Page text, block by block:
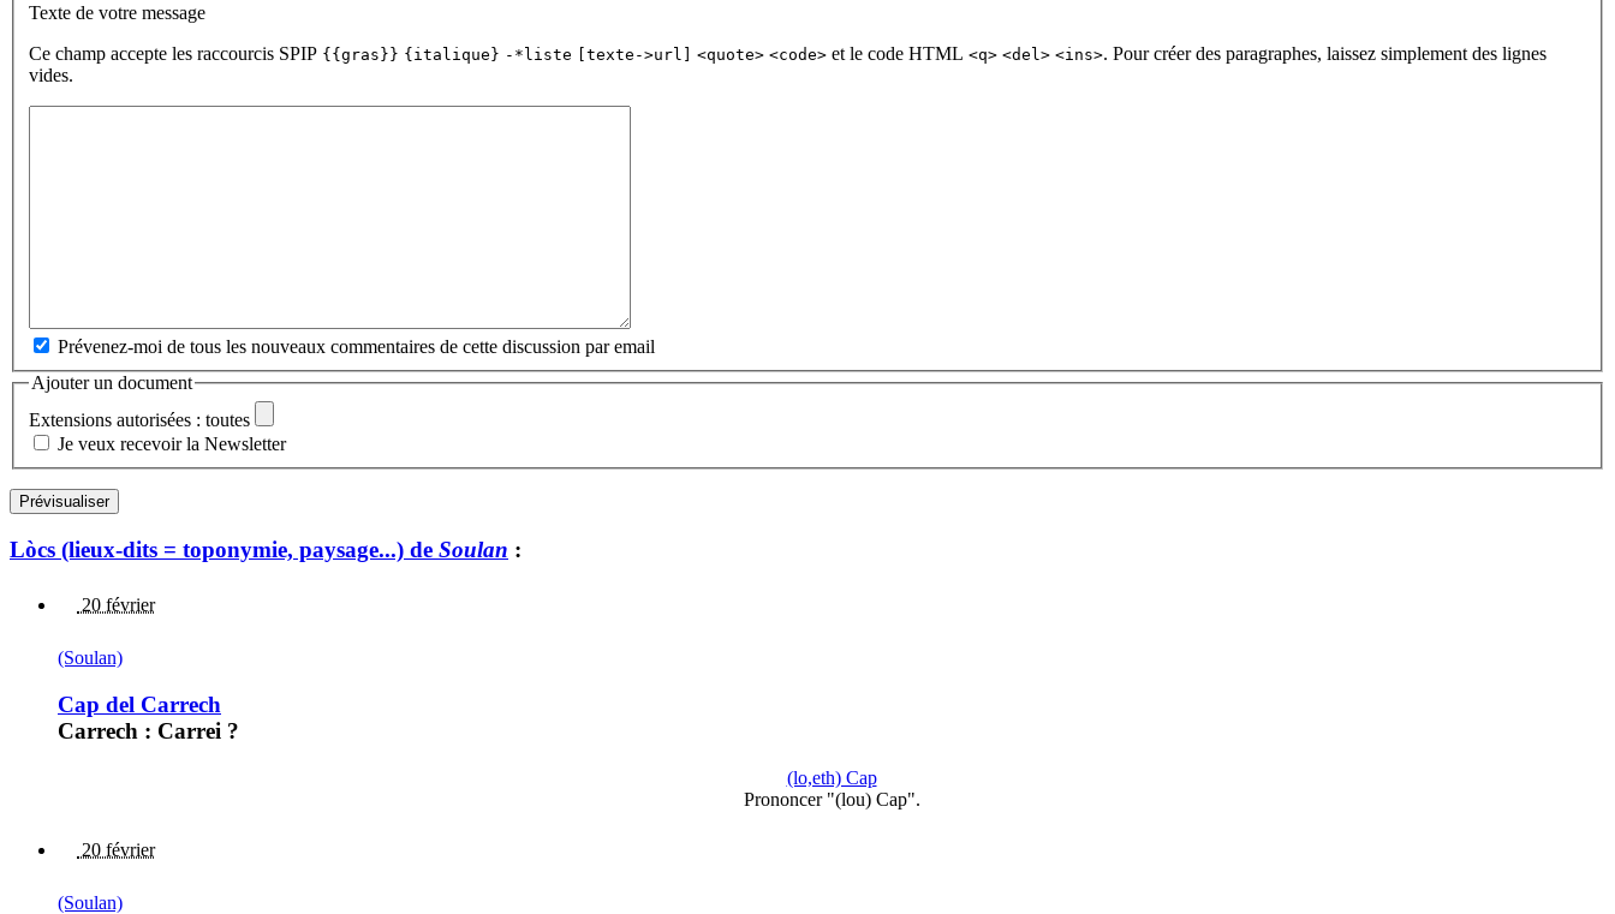
Texte de votre message
Ce champ accepte les raccourcis SPIP {{gras}} {italique} -*liste [texte->url] <quote> <code> et le code HTML <q> <del> <ins>. Pour créer des paragraphes, laissez simplement des lignes
vides.
Prévenez-moi de tous les nouveaux commentaires de cette discussion par email
Ajouter un document
Extensions autorisées : toutes
Je veux recevoir la Newsletter
Lòcs (lieux-dits = toponymie, paysage...) de Soulan :
20 février
(Soulan)
Cap del Carrech
Carrech : Carrei ?
(lo,eth) Cap
Prononcer "(lou) Cap".
20 février
(Soulan)